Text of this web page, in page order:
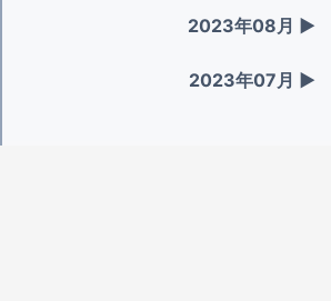
2023年08月 ▶
2023年07月 ▶